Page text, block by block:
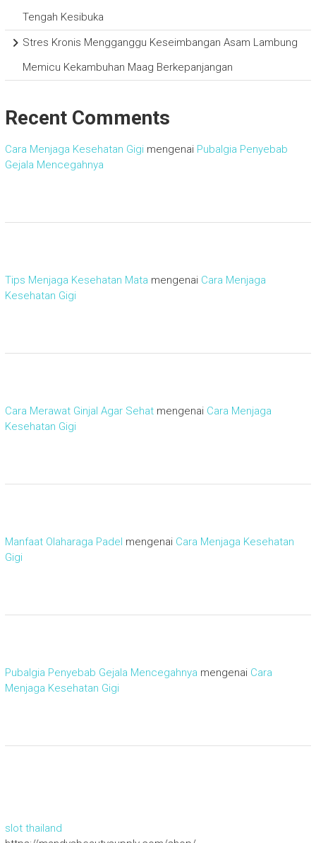
Tengah Kesibuka
Stres Kronis Mengganggu Keseimbangan Asam Lambung
Memicu Kekambuhan Maag Berkepanjangan
Recent Comments
Cara Menjaga Kesehatan Gigimengenai Pubalgia Penyebab
Gejala Mencegahnya
Tips Menjaga Kesehatan Mata mengenai Cara Menjaga
Kesehatan Gigi
Cara Merawat Ginjal Agar Sehatmengenai Cara Menjaga
Kesehatan Gigi
Manfaat Olaharaga Padel mengenai Cara Menjaga Kesehatan
Gigi
Pubalgia Penyebab Gejala Mencegahnya mengenai Cara
Menjaga Kesehatan Gigi
slot thailand